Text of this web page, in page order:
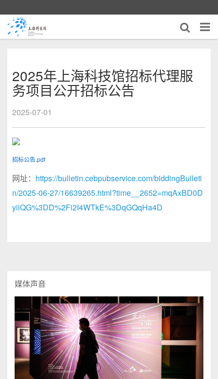
2025年上海科技馆招标代理服
务项目公开招标公告
2025-07-01
招标公告.pdf
网址： https://bulletin.cebpubservice.com/biddingBulleti
n/2025-06-27/16639265.html?time__2652=mqAxBD0D
yiiQG%3DD%2Fi2I4WTkE%3DqGQqHa4D
媒体声音